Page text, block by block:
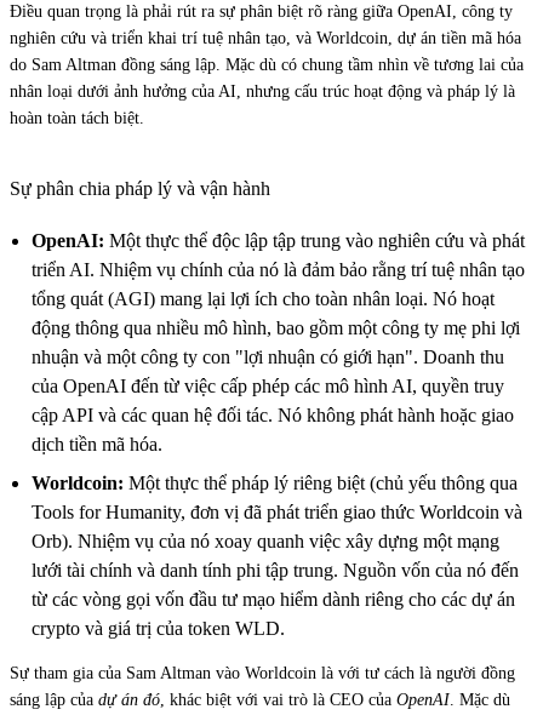
Điều quan trọng là phải rút ra sự phân biệt rõ ràng giữa OpenAI, công ty
nghiên cứu và triển khai trí tuệ nhân tạo, và Worldcoin, dự án tiền mã hóa
do Sam Altman đồng sáng lập. Mặc dù có chung tầm nhìn về tương lai của
nhân loại dưới ảnh hưởng của AI, nhưng cấu trúc hoạt động và pháp lý là
hoàn toàn tách biệt.
Sự phân chia pháp lý và vận hành
OpenAI: Một thực thể độc lập tập trung vào nghiên cứu và phát
triển AI. Nhiệm vụ chính của nó là đảm bảo rằng trí tuệ nhân tạo
tổng quát (AGI) mang lại lợi ích cho toàn nhân loại. Nó hoạt
động thông qua nhiều mô hình, bao gồm một công ty mẹ phi lợi
nhuận và một công ty con "lợi nhuận có giới hạn". Doanh thu
của OpenAI đến từ việc cấp phép các mô hình AI, quyền truy
cập API và các quan hệ đối tác. Nó không phát hành hoặc giao
dịch tiền mã hóa.
Worldcoin: Một thực thể pháp lý riêng biệt (chủ yếu thông qua
Tools for Humanity, đơn vị đã phát triển giao thức Worldcoin và
Orb). Nhiệm vụ của nó xoay quanh việc xây dựng một mạng
lưới tài chính và danh tính phi tập trung. Nguồn vốn của nó đến
từ các vòng gọi vốn đầu tư mạo hiểm dành riêng cho các dự án
crypto và giá trị của token WLD.
Sự tham gia của Sam Altman vào Worldcoin là với tư cách là người đồng
sáng lập của dự án đó , khác biệt với vai trò là CEO của OpenAI . Mặc dù